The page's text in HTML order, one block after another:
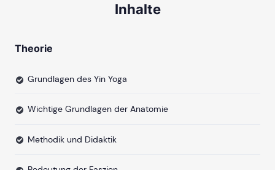
Inhalte
Theorie
Grundlagen des Yin Yoga
Wichtige Grundlagen der Anatomie
Methodik und Didaktik